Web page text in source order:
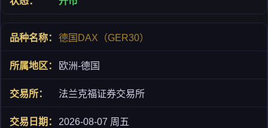
德国DAX（GER30）
欧洲-德国
法兰克福证券交易所
2026-08-07 周五